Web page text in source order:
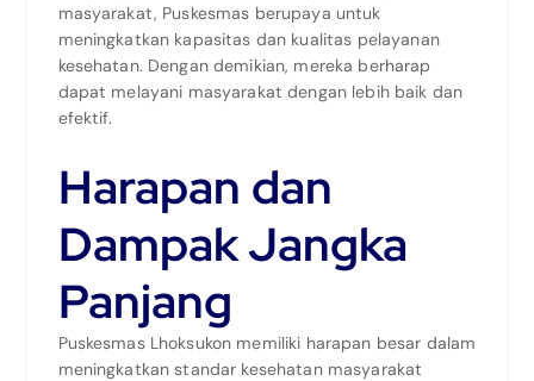
masyarakat, Puskesmas berupaya untuk
meningkatkan kapasitas dan kualitas pelayanan
kesehatan. Dengan demikian, mereka berharap
dapat melayani masyarakat dengan lebih baik dan
efektif.
Harapan dan
Dampak Jangka
Panjang
Puskesmas Lhoksukon memiliki harapan besar dalam
meningkatkan standar kesehatan masyarakat